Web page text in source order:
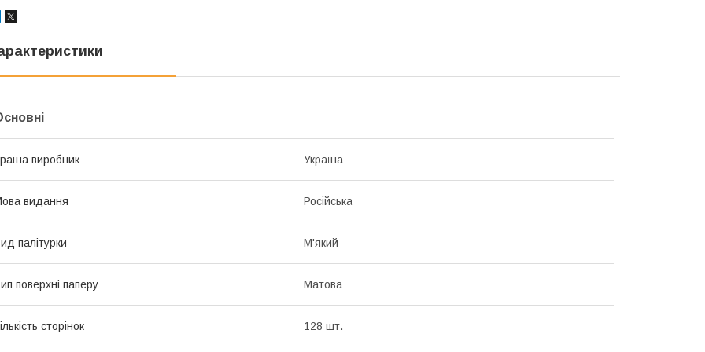
виробник Україна
видання Російська
палітурки М'який
поверхні паперу Матова
сторінок 128 шт.